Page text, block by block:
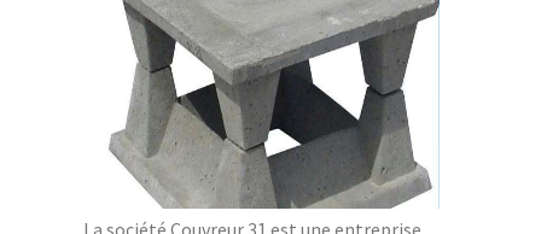
La société Couvreur 31 est une entreprise